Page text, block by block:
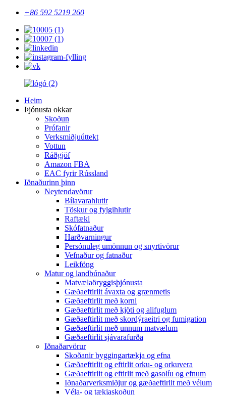
+86 592 5219 260
Heim
Þjónusta okkar
Skoðun
Prófanir
Verksmiðjuúttekt
Vottun
Ráðgjöf
Amazon FBA
EAC fyrir Rússland
Iðnaðurinn þinn
Neytendavörur
Bílavarahlutir
Töskur og fylgihlutir
Raftæki
Skófatnaður
Harðvarningur
Persónuleg umönnun og snyrtivörur
Vefnaður og fatnaður
Leikföng
Matur og landbúnaður
Matvælaöryggisþjónusta
Gæðaeftirlit ávaxta og grænmetis
Gæðaeftirlit með korni
Gæðaeftirlit með kjöti og alifuglum
Gæðaeftirlit með skordýraeitri og fumigation
Gæðaeftirlit með unnum matvælum
Gæðaeftirlit sjávarafurða
Iðnaðarvörur
Skoðanir byggingartækja og efna
Gæðaeftirlit og eftirlit orku- og orkuvera
Gæðaeftirlit og eftirlit með gasolíu og efnum
Iðnaðarverksmiðjur og gæðaeftirlit með vélum
Véla- og tækjaskoðun